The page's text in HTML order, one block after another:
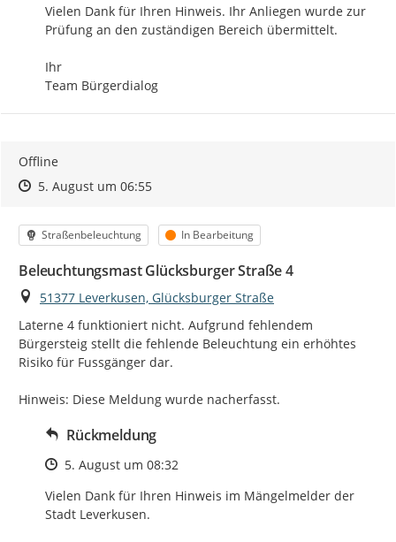
Vielen Dank für Ihren Hinweis. Ihr Anliegen wurde zur
Prüfung an den zuständigen Bereich übermittelt.
Ihr
Team Bürgerdialog
Offline
Zeitpunkt des Erstellens
Zeitpunkt des Erstellens
5. August um 06:55Zur Äußerung
Kategorie
Straßenbeleuchtung Status
In Bearbeitung
Beleuchtungsmast Glücksburger Straße 4
Ort
51377 Leverkusen, Glücksburger Straße
Laterne 4 funktioniert nicht. Aufgrund fehlendem
Bürgersteig stellt die fehlende Beleuchtung ein erhöhtes
Risiko für Fussgänger dar.
Hinweis: Diese Meldung wurde nacherfasst.
Rückmeldung
Zeitpunkt des Erstellens
5. August um 08:32
Vielen Dank für Ihren Hinweis im Mängelmelder der
Stadt Leverkusen.